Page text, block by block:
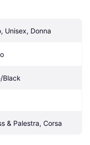
Unisex, Donna
Black
& Palestra, Corsa